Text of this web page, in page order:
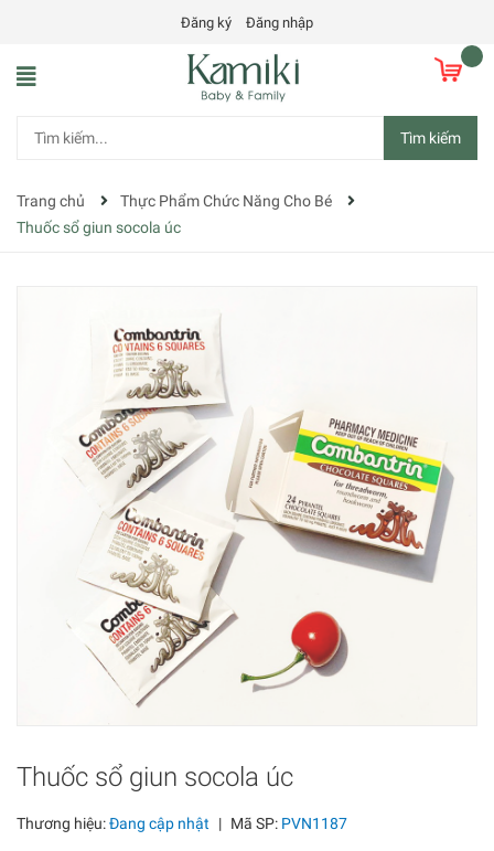
Đăng ký Đăng nhập
Tìm kiếm
Trang chủ
Thực Phẩm Chức Năng Cho Bé
Thuốc sổ giun socola úc
Thuốc sổ giun socola úc
Thương hiệu:Đang cập nhật | Mã SP: PVN1187